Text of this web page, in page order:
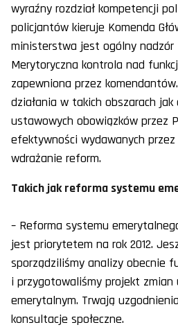
wyraźny rozdział kompetencji
policjantów kieruje Komenda
ministerstwa jest ogólny
Merytoryczna kontrola nad
zapewniona przez
działania w takich obszarach
ustawowych obowiązków przez
efektywności wydawanych
wdrażanie reform.
Takich jak reforma systemu
– Reforma systemu
jest priorytetem na rok 2012.
sporządziliśmy analizy obecnie
i przygotowaliśmy projekt
emerytalnym. Trwają
konsultacje społeczne.